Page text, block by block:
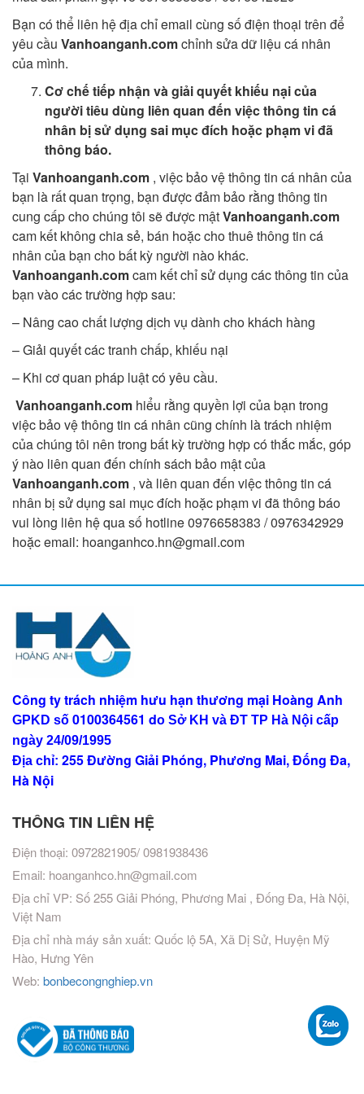
Bạn có thể liên hệ địa chỉ email cùng số điện thoại trên để
yêu cầu Vanhoanganh.comchỉnh sửa dữ liệu cá nhân
của mình.
Cơ chế tiếp nhận và giải quyết khiếu nại của
người tiêu dùng liên quan đến việc thông tin cá
nhân bị sử dụng sai mục đích hoặc phạm vi đã
thông báo.
Tại Vanhoanganh.com , việc bảo vệ thông tin cá nhân của
bạn là rất quan trọng, bạn được đảm bảo rằng thông tin
cung cấp cho chúng tôi sẽ được mậtVanhoanganh.com
cam kết không chia sẻ, bán hoặc cho thuê thông tin cá
nhân của bạn cho bất kỳ người nào khác.
Vanhoanganh.comcam kết chỉ sử dụng các thông tin của
bạn vào các trường hợp sau:
– Nâng cao chất lượng dịch vụ dành cho khách hàng
– Giải quyết các tranh chấp, khiếu nại
– Khi cơ quan pháp luật có yêu cầu.
Vanhoanganh.com hiểu rằng quyền lợi của bạn trong
việc bảo vệ thông tin cá nhân cũng chính là trách nhiệm
của chúng tôi nên trong bất kỳ trường hợp có thắc mắc, góp
ý nào liên quan đến chính sách bảo mật của
Vanhoanganh.com , và liên quan đến việc thông tin cá
nhân bị sử dụng sai mục đích hoặc phạm vi đã thông báo
vui lòng liên hệ qua số hotline 0976658383 / 0976342929
hoặc email: hoanganhco.hn@gmail.com
Công ty trách nhiệm hưu hạn thương mại Hoàng Anh
GPKD số 0100364561 do Sở KH và ĐT TP Hà Nội cấp
ngày 24/09/1995
Địa chỉ: 255 Đường Giải Phóng, Phương Mai, Đống Đa,
Hà Nội
THÔNG TIN LIÊN HỆ
Điện thoại: 0972821905/ 0981938436
Email: hoanganhco.hn@gmail.com
Địa chỉ VP: Số 255 Giải Phóng, Phương Mai , Đống Đa, Hà Nội,
Việt Nam
Địa chỉ nhà máy sản xuất: Quốc lộ 5A, Xã Dị Sử, Huyện Mỹ
Hào, Hưng Yên
Web: bonbecongnghiep.vn